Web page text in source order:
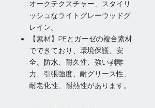
オークテクスチャー、スタイリ
ッシュなライトグレーウッドグ
レイン。
【素材】PEとガーゼの複合素材
でできており、環境保護、安
全、防水、耐久性、強い剥離
力、引張強度、耐グリース性、
耐老化性、耐熱性があります。